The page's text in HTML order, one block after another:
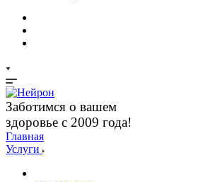
Заботимся о вашем
здоровье с 2009 года!
Главная
Услуги